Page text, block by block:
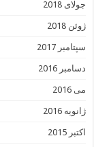
جولای 2018
ژوئن 2018
سپتامبر 2017
دسامبر 2016
می 2016
ژانویه 2016
اکتبر 2015